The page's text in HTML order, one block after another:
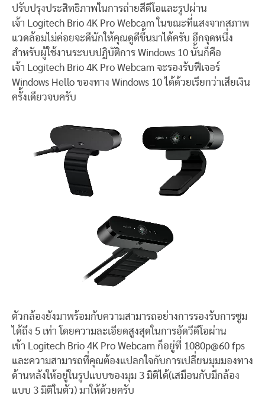
ปรับปรุงประสิทธิภาพในการถ่ายสีดีโอและรูปผ่าน
เจ้า Logitech Brio 4K Pro Webcam ในขณะที่แสงจากสภาพ
แวดล้อมไม่ค่อยจะดีนักให้คุณดูดีขึ้นมาได้ครับ อีกจุดหนึ่ง
สำหรับผู้ใช้งานระบบปฎิบัติการ Windows 10 นั้นก็คือ
เจ้า Logitech Brio 4K Pro Webcam จะรองรับฟีเจอร์
Windows Hello ของทาง Windows 10 ได้ด้วยเรียกว่าเสียเงิน
ครั้งเดียวจบครับ
ตัวกล้องยังมาพร้อมกับความสามารถอย่างการรองรับการซูม
ได้ถึง 5 เท่า โดยความละเอียดสูงสุดในการอัดวีดีโอผ่าน
เข้า Logitech Brio 4K Pro Webcam ก็อยู่ที่ 1080p@60 fps
และความสามารถที่คุณต้องแปลกใจกับการเปลี่ยนมุมมองทาง
ด้านหลังให้อยู่ในรูปแบบของมุม 3 มิติได้(เสมือนกับมีกล้อง
แบบ 3 มิติในตัว) มาให้ด้วยครับ